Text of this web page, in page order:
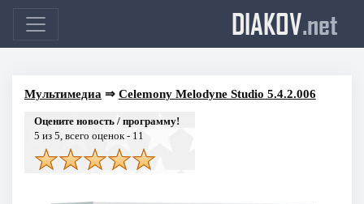
DIAKOV.net
Мультимедиа ⇒ Celemony Melodyne Studio 5.4.2.006
Оцените новость / программу!
5 из 5, всего оценок - 11